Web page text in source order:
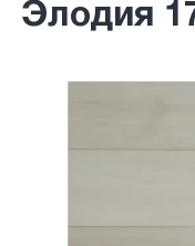
Элодия
Согласен с
данных в